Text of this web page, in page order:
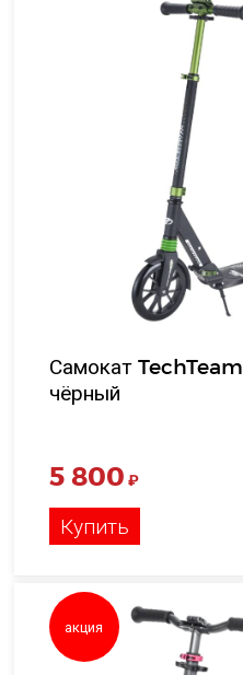
Самокат
чёрный
5 800 ₽
Купить
акция